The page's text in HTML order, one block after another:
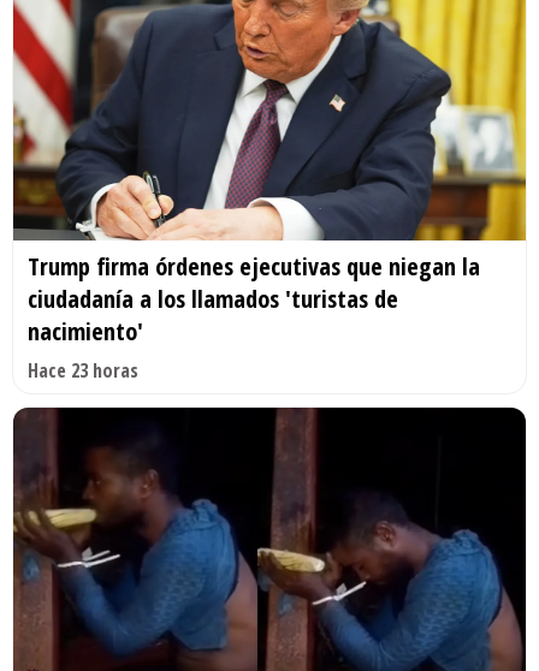
Trump firma órdenes ejecutivas que niegan la
ciudadanía a los llamados 'turistas de
nacimiento'
Hace 23 horas